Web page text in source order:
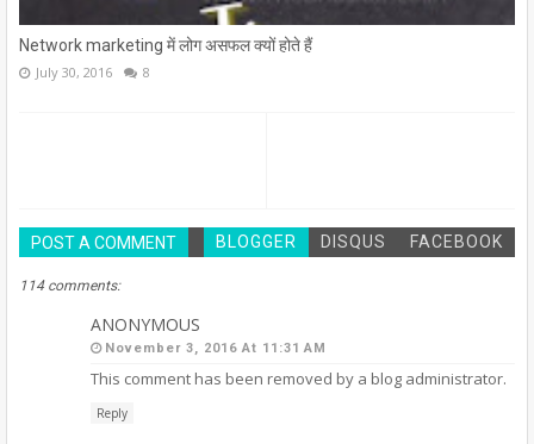
Network marketing में लोग असफल क्यों होते हैं
July 30, 2016 8
POST A COMMENT BLOGGER DISQUS FACEBOOK
114 comments:
ANONYMOUS
November 3, 2016 At 11:31 AM
This comment has been removed by a blog administrator.
Reply